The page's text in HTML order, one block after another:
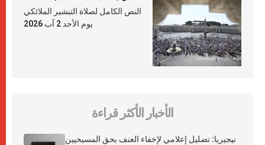
النص الكامل لصلاة التبشير الملائكي
يوم الأحد 2 آب 2026
الأخبار الأكثر قراءة
نيجيريا: تضليل إعلامي لإخفاء العنف بحق المسيحيين